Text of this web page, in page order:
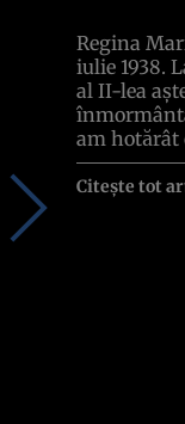
Regina
iulie 1938.
al II-lea
am hotărât
Citește tot